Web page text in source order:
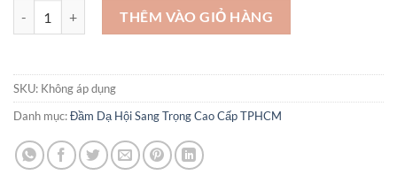
Những bộ đầm dạ hội đẹp nhất - VDH252 số lượng
THÊM VÀO GIỎ HÀNG
SKU: Không áp dụng
Danh mục:Đầm Dạ Hội Sang Trọng Cao Cấp TPHCM